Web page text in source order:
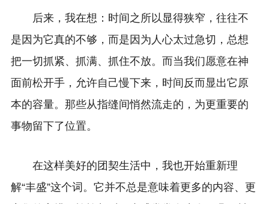
后来，我在想：时间之所以显得狭窄，往往不
是因为它真的不够，而是因为人心太过急切，总想
把一切抓紧、抓满、抓住不放。而当我们愿意在神
面前松开手，允许自己慢下来，时间反而显出它原
本的容量。那些从指缝间悄然流走的，为更重要的
事物留下了位置。
在这样美好的团契生活中，我也开始重新理
解“丰盛”这个词。它并不总是意味着更多的内容、更